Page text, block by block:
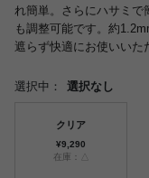
れ簡単。さらにハサミ
も調整可能です。約
遮らず快適にお使いいた
選択中： 選択なし
クリア
¥9,290
在庫：△